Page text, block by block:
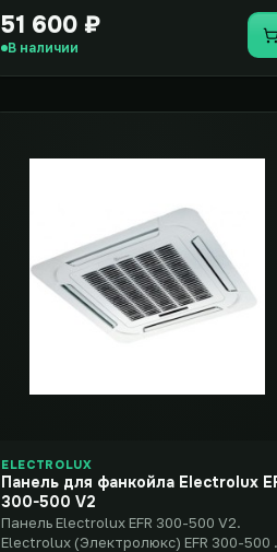
51 600 ₽
В наличии
ELECTROLUX
Панель для фанкойла Electrolux
300-500 V2
Панель Electrolux EFR 300-500 V2.
Electrolux (Электролюкс) EFR 300-500